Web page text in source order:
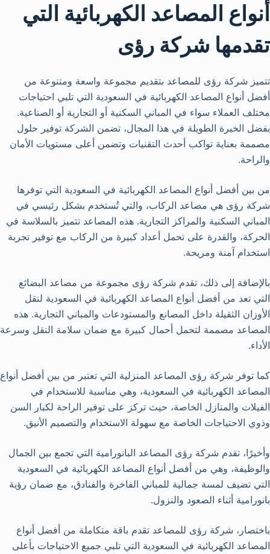
أنواع المصاعد الكهربائية التي
تقدمها شركة رؤى
تتميز شركة رؤى للمصاعد بتقديم مجموعة واسعة ومتنوعة من
أفضل أنواع المصاعد الكهربائية في السعودية التي تلبي احتياجات
مختلف العملاء سواء في المباني السكنية أو التجارية أو الصناعية.
بفضل الخبرة الطويلة في هذا المجال، تضمن الشركة توفير حلول
مصممة بعناية تواكب أحدث التقنيات وتضمن أعلى مستويات الأمان
والراحة.
من بين أفضل أنواع المصاعد الكهربائية في السعودية التي توفرها
شركة رؤى هي مصاعد الركاب، والتي تُستخدم بشكل رئيسي في
المباني السكنية والمراكز التجارية. هذه المصاعد تتميز بالسلاسة في
الحركة، والقدرة على تحمل أعداد كبيرة من الركاب مع توفير تجربة
استخدام آمنة ومريحة.
بالإضافة إلى ذلك، تقدم شركة رؤى مجموعة من مصاعد البضائع
التي تعد من أفضل أنواع المصاعد الكهربائية في السعودية لنقل
الأوزان الثقيلة داخل المصانع والمستودعات والمباني التجارية. هذه
المصاعد مصممة لتحمل أحمال كبيرة مع ضمان سلامة النقل وسرعة
الأداء.
كما توفر شركة رؤى المصاعد المنزلية التي تعتبر من بين أفضل أنواع
المصاعد الكهربائية في السعودية، وهي مناسبة للاستخدام في
الفيلات والمنازل الخاصة، حيث تركز على توفير الراحة لكبار السن
وذوي الاحتياجات الخاصة مع سهولة الاستخدام والتصميم الأنيق.
وأخيرًا، تقدم شركة رؤى المصاعد البانورامية التي تجمع بين الجمال
والوظيفة، وهي من أفضل أنواع المصاعد الكهربائية في السعودية
التي تضيف لمسة جمالية للمباني الفاخرة والفنادق، مع ضمان رؤية
بانورامية أثناء الصعود والنزول.
باختصار، شركة رؤى للمصاعد تقدم باقة متكاملة من أفضل أنواع
المصاعد الكهربائية في السعودية التي تلبي جميع الاحتياجات بأعلى